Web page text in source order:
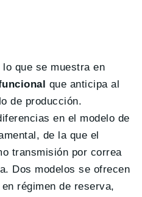
que se muestra en
que anticipa al
de producción.
en el modelo de
de la que el
transmisión por correa
Dos modelos se ofrecen
régimen de reserva,